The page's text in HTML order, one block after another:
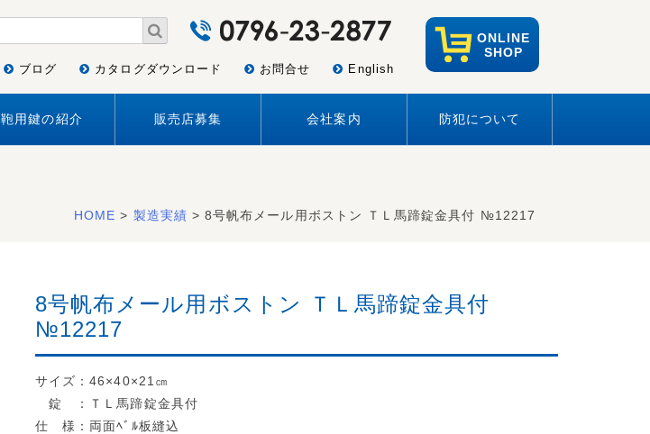
ブログ カタログダウンロード お問合せ English
ONLINE
SHOP
鞄用鍵の紹介 販売店募集 会社案内 防犯について
HOME > 製造実績 > 8号帆布メール用ボストン ＴＬ馬蹄錠金具付 №12217
8号帆布メール用ボストン ＴＬ馬蹄錠金具付
№12217
サイズ：46×40×21㎝
錠 ：ＴＬ馬蹄錠金具付
仕 様：両面ﾍﾞﾙ板縫込